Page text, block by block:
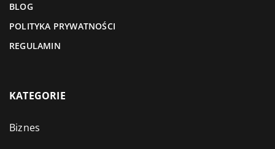
BLOG
POLITYKA PRYWATNOŚCI
REGULAMIN
KATEGORIE
Biznes